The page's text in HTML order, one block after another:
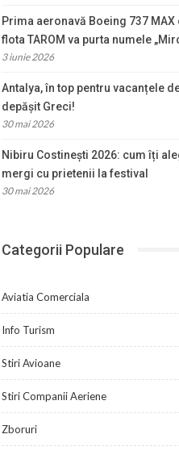
Prima aeronavă Boeing 737
flota TAROM va purta numele
3 iunie 2026
Antalya, în top pentru vacanțele
depășit Greci!
30 mai 2026
Nibiru Costinești 2026: cum îți
mergi cu prietenii la festival
30 mai 2026
Categorii Populare
Aviatia Comerciala
Info Turism
Stiri Avioane
Stiri Companii Aeriene
Zboruri